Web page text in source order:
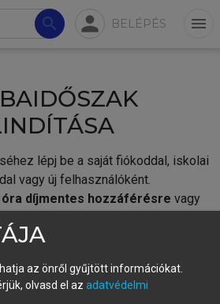
search person BELÉPÉS menu
lépj be a saját fiókoddal, iskolai
vagy új felhasználóként.
óra díjmentes hozzáférésre vagy
hozz létre új fiókot.
automatikusan
az önről gyűjtött információkat.
olvasd el az adatvédelmi